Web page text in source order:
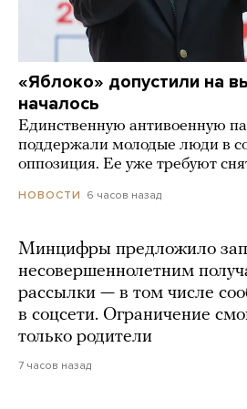
«Яблоко» допустили на
началось
Единственную антивоенную
поддержали молодые люди в
оппозиция. Ее уже требуют
НОВОСТИ 6 часов назад
Минцифры предложило
несовершеннолетним
рассылки — в том числе
в соцсети. Ограничение
только родители
7 часов назад